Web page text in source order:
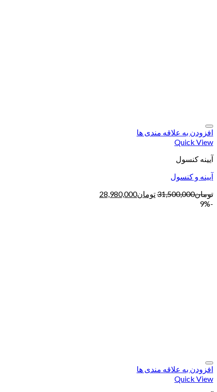
افزودن به علاقه مندی ها
Quick View
آیینه کنسول
آیینه و کنسول
تومان31,500,000تومان28,980,000
-9%
افزودن به علاقه مندی ها
Quick View